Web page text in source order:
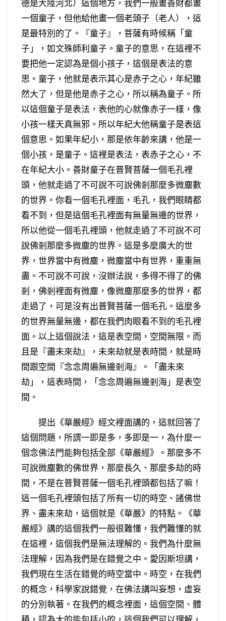
德是大陸河北）這個地方，我們一般畫善財都畫
一個童子，但他給他畫一個老頭子（老人），這
是最特別的了。『童子』，菩薩有時候稱「童
子」，如文殊師利童子。童子的意思，在這裡不
要把他一定認為是個小孩子，這個是表法的意
思。童子，他就是表示其心是赤子之心，年紀雖
然大了，但是他是赤子之心，所以稱為童子。所
以這個童子是表法，表他的心就像赤子一樣，像
小孩一樣天真無邪。所以年紀大他稱童子是表這
個意思。如果年紀小，那是依年齡來講，他是一
個小孩，是童子。這裡是表法，表赤子之心，不
在年紀大小。善財童子在普賢菩薩一個毛孔裡
頭，他就走過了不可說不可說佛剎那麼多微塵數
的世界。你看一個毛孔裡面，毛孔，我們眼睛都
看不到，但是這個毛孔裡面有無量無邊的世界，
所以他從一個毛孔裡頭，他就走過了不可說不可
說佛剎那麼多微塵的世界。這是多麼廣大的世
界，世界當中有微塵，微塵當中有世界，重重無
盡。不可說不可說，沒辦法說，多得不得了的佛
剎，佛剎裡面有微塵，像微塵那麼多的世界，都
走過了，可是沒有出普賢菩薩一個毛孔。這麼多
的世界無量無邊，都在我們肉眼看不到的毛孔裡
面。以上這個說法，這是表空間，空間無限。而
且是『盡未來劫』，未來劫就是表時間，就是時
間跟空間『念念周遍無邊剎海』。「盡未來
劫」，這表時間，「念念周遍無邊剎海」是表空
間。
提出《華嚴經》經文裡面講的，這就回答了
這個問題，所謂一即是多，多即是一，為什麼一
個念佛法門能夠包括全部《華嚴經》。那麼多不
可說微塵數的佛世界，那麼長久、那麼多劫的時
間，不是在普賢菩薩一個毛孔裡頭都包括了嘛！
這一個毛孔裡頭包括了所有一切的時空、諸佛世
界、盡未來劫，這個就是《華嚴》的特點。《華
嚴經》講的這個我們一般很難懂，我們難懂的就
在這裡，這個我們是無法理解的。我們為什麼無
法理解，因為我們是在錯覺之中。愛因斯坦講，
我們現在生活在錯覺的時空當中。時空，在我們
的概念，科學家說錯覺，在佛法講叫妄想，虛妄
的分別執著。在我們的概念裡面，這個空間、體